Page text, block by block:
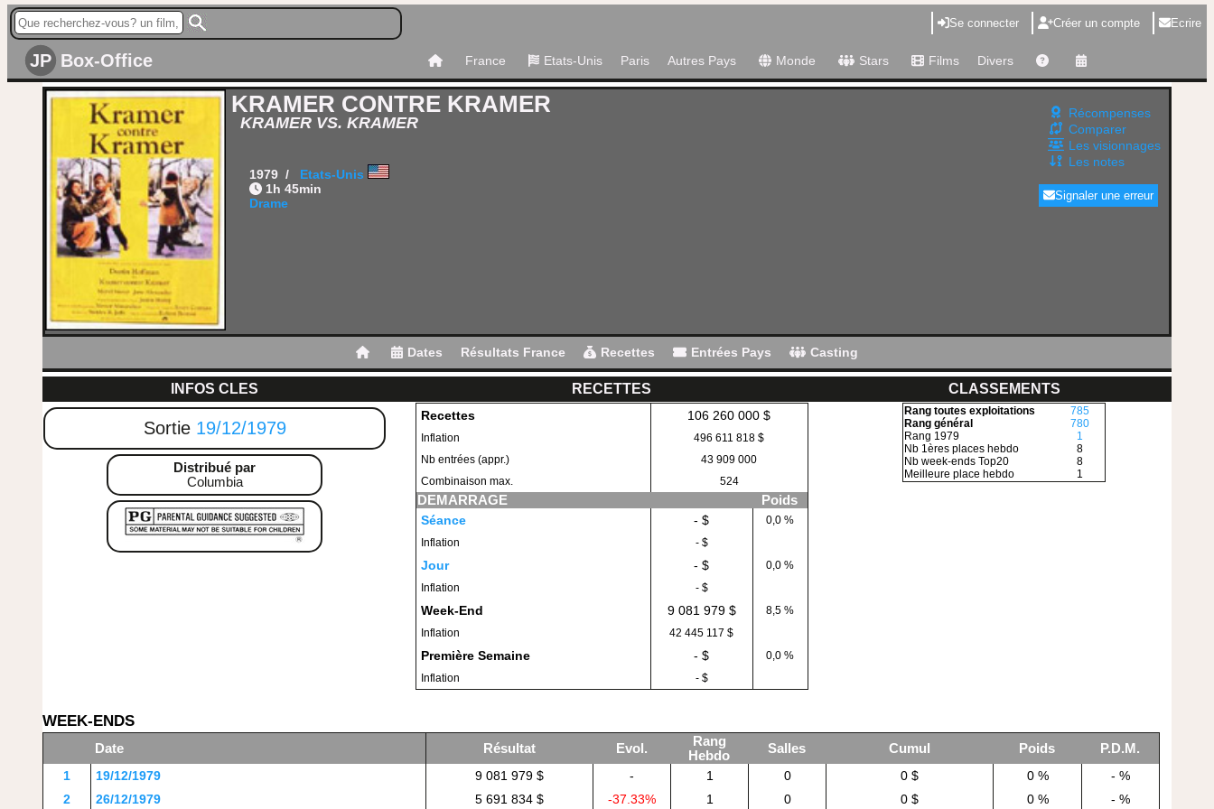
Se connecter Créer un compte Ecrire
JP Box-Office France Etats-Unis Paris Autres Pays Monde Stars Films Divers
KRAMER CONTRE KRAMER
KRAMER VS. KRAMER
1979 / Etats-Unis
1h 45min
Drame
Récompenses
Comparer
Les visionnages
Les notes
Signaler une erreur
Dates Résultats France Recettes Entrées Pays Casting
INFOS CLES RECETTES CLASSEMENTS
Sortie 19/12/1979
Distribué par
Columbia
Recettes 106 260 000 $
Inflation
496 611 818 $
Nb entrées (appr.)
43 909 000
Combinaison max.
524
DEMARRAGE
Poids
Séance
- $
0,0 %
Inflation
- $
Jour - $
0,0 %
Inflation
- $
Week-End 9 081 979 $
8,5 %
Inflation
42 445 117 $
Première Semaine - $
0,0 %
Inflation
- $
Rang toutes exploitations
Rang général
Rang 1979
Nb 1ères places hebdo
Nb week-ends Top20
Meilleure place hebdo
785
780
1
8
8
1
WEEK-ENDS
Date Résultat Evol.
Rang
Hebdo
Salles Cumul Poids
P.D.M.
1
19/12/1979 9 081 979 $ - 1 0 0 $ 0 %
- %
2
26/12/1979 5 691 834 $ -37.33% 1 0 0 $ 0 % - %